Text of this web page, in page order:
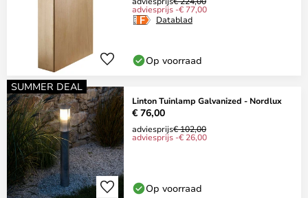
adviesprijs -€ 77,00
Datablad
Op voorraad
SUMMER DEAL
Linton Tuinlamp Galvanized - Nordlux
€ 76,00
adviesprijs€ 102,00
adviesprijs -€ 26,00
Op voorraad